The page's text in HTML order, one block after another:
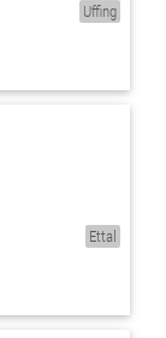
Uffing
Ettal